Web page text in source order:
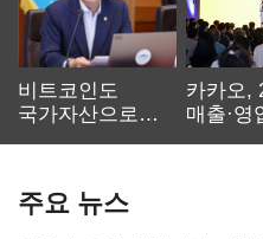
비트코인도
국가자산으로…'
카카오,
매출·영
주요 뉴스